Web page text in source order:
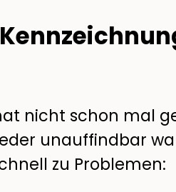
nicht schon mal
unauffindbar
zu Problemen: